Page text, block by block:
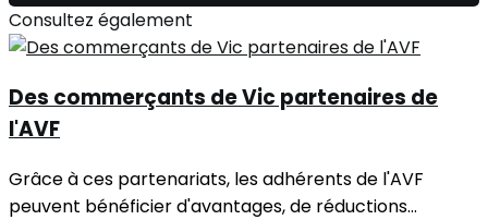
Consultez également
Des commerçants de Vic partenaires de
l'AVF
Grâce à ces partenariats, les adhérents de l'AVF
peuvent bénéficier d'avantages, de réductions...